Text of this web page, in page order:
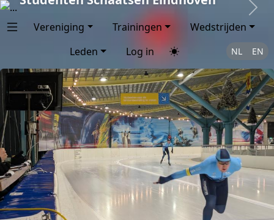
Next
Vereniging
Trainingen
Wedstrijden
Leden
Log in NL EN